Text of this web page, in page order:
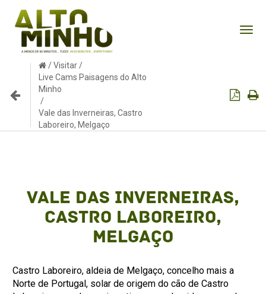
/Visitar/
Live Cams Paisagens do Alto
Minho
/
Vale das Inverneiras, Castro
Laboreiro, Melgaço
Vale das Inverneiras,
Castro Laboreiro,
Melgaço
Castro Laboreiro, aldeia de Melgaço, concelho mais a
Norte de Portugal, solar de origem do cão de Castro